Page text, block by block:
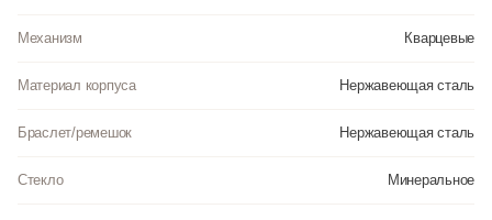
Механизм Кварцевые
Материал корпуса Нержавеющая сталь
Браслет/ремешок Нержавеющая сталь
Стекло Минеральное